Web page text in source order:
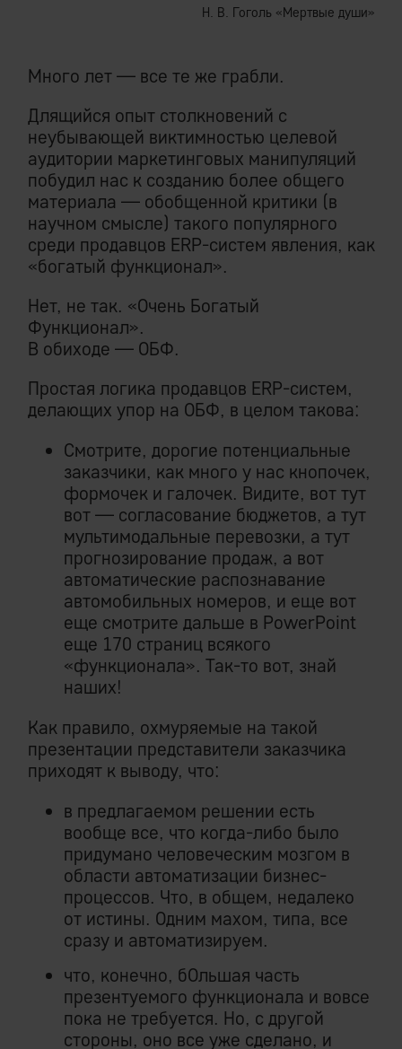
Н. В. Гоголь «Мертвые души»
Много лет — все те же грабли.
Длящийся опыт столкновений с
неубывающей виктимностью целевой
аудитории маркетинговых манипуляций
побудил нас к созданию более общего
материала — обобщенной критики (в
научном смысле) такого популярного
среди продавцов ERP-систем явления, как
«богатый функционал».
Нет, не так. «Очень Богатый
Функционал».
В обиходе — ОБФ.
Простая логика продавцов ERP-систем,
делающих упор на ОБФ, в целом такова:
Смотрите, дорогие потенциальные
заказчики, как много у нас кнопочек,
формочек и галочек. Видите, вот тут
вот — согласование бюджетов, а тут
мультимодальные перевозки, а тут
прогнозирование продаж, а вот
автоматические распознавание
автомобильных номеров, и еще вот
еще смотрите дальше в PowerPoint
еще 170 страниц всякого
«функционала». Так-то вот, знай
наших!
Как правило, охмуряемые на такой
презентации представители заказчика
приходят к выводу, что:
в предлагаемом решении есть
вообще все, что когда-либо было
придумано человеческим мозгом в
области автоматизации бизнес-
процессов. Что, в общем, недалеко
от истины. Одним махом, типа, все
сразу и автоматизируем.
что, конечно, бОльшая часть
презентуемого функционала и вовсе
пока не требуется. Но, с другой
стороны, оно все уже сделано, и